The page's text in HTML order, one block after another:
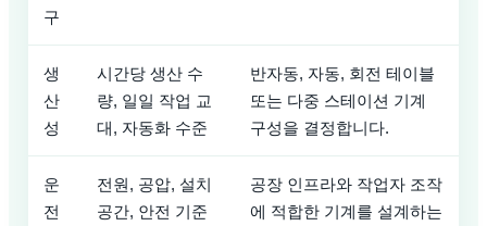
구
생
산
성
시간당 생산 수
량, 일일 작업 교
대, 자동화 수준
반자동, 자동, 회전 테이블
또는 다중 스테이션 기계
구성을 결정합니다.
운
전
전원, 공압, 설치
공간, 안전 기준
공장 인프라와 작업자 조작
에 적합한 기계를 설계하는